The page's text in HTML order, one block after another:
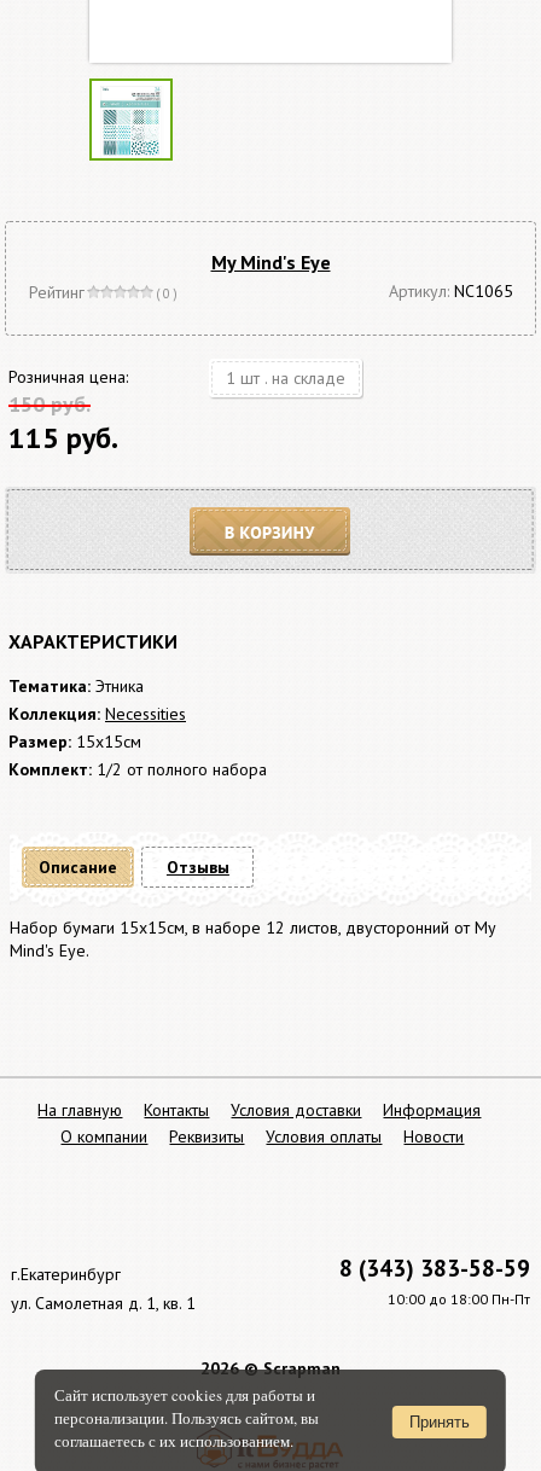
My Mind's Eye
Рейтинг ( 0 ) Артикул: NC1065
Розничная цена:
150 руб.
115 руб.
1 шт . на складе
В корзину
ХАРАКТЕРИСТИКИ
Тематика: Этника
Коллекция: Necessities
Размер: 15x15см
Комплект: 1/2 от полного набора
Описание
Набор бумаги 15x15см, в наборе 12 листов, двусторонний от My
Mind's Eye.
Отзывы
8 (343) 383-58-59
10:00 до 18:00 Пн-Пт
г.Екатеринбург
ул. Самолетная д. 1, кв. 1
2026 © Scrapman
На главную Контакты Условия доставки
Информация
О компании
Реквизиты Условия оплаты Новости
Сайт использует cookies для работы и
персонализации. Пользуясь сайтом, вы
соглашаетесь с их использованием.
Принять